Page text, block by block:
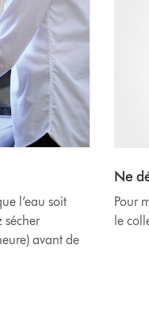
l’eau soit
sécher
avant de
Ne
Pour
le